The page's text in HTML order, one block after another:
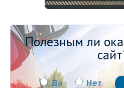
Полезным ли
Да Нет